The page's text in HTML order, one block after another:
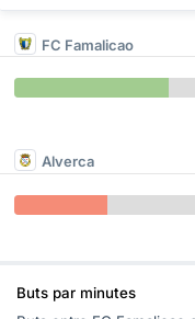
FC Famalicao
Alverca
Buts par minutes